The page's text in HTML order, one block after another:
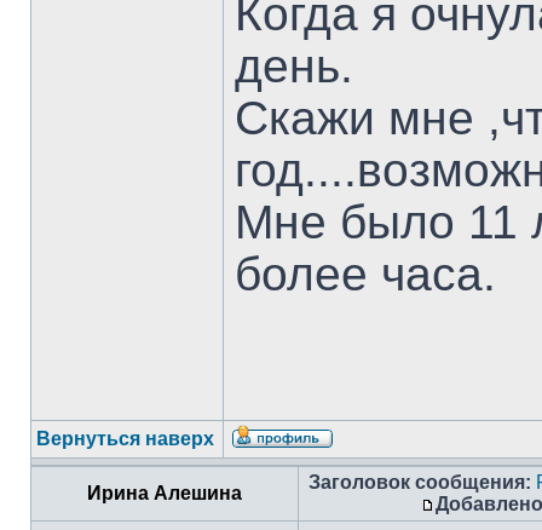
Когда я
день.
Скажи мне
Мне было 11
более часа.
Вернуться наверх
Ирина Алешина
Заголовок сообщения: